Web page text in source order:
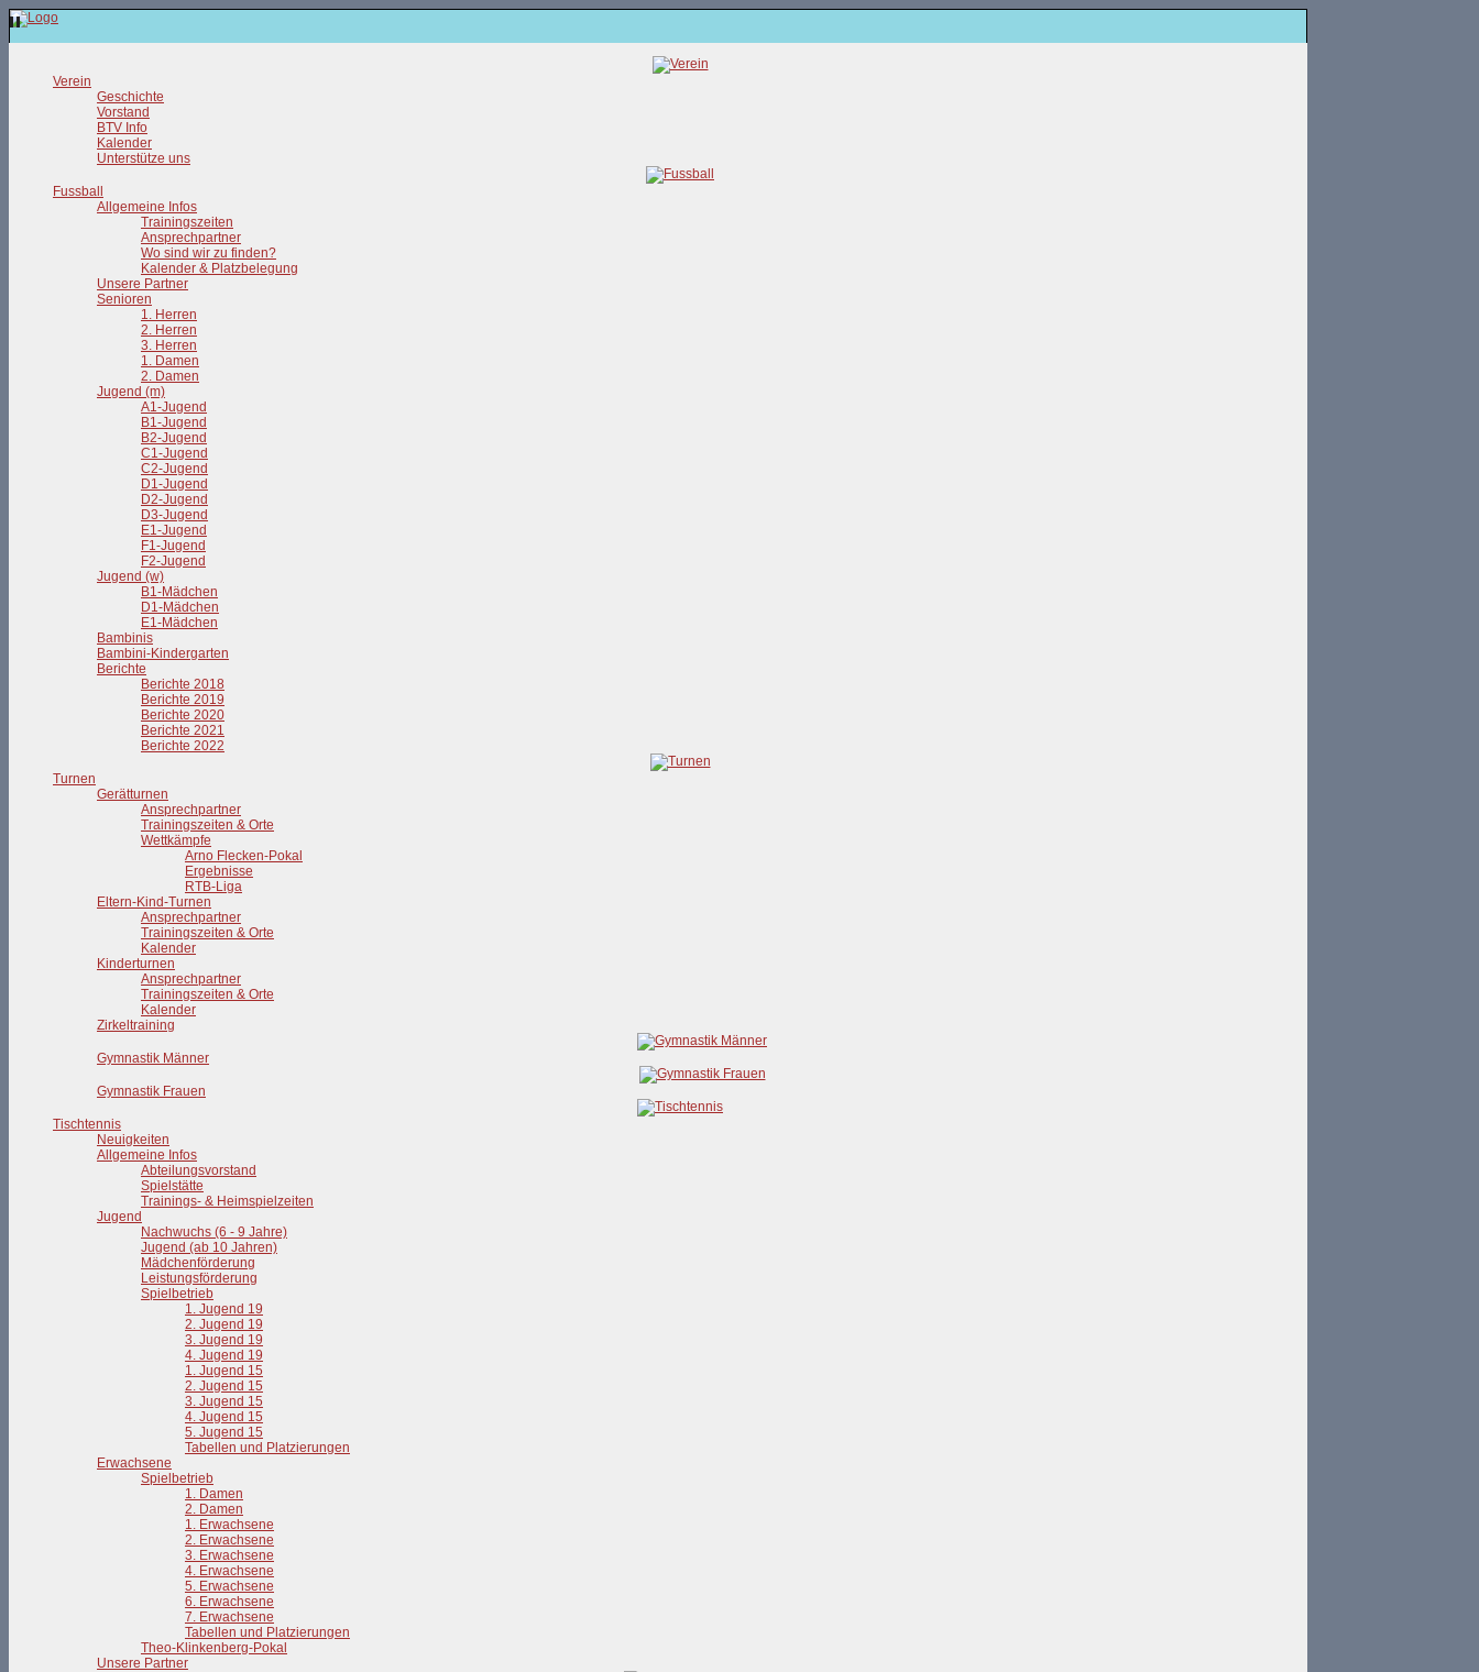
Verein
Geschichte
Vorstand
BTV Info
Kalender
Unterstütze uns
Fussball
Allgemeine Infos
Trainingszeiten
Ansprechpartner
Wo sind wir zu finden?
Kalender & Platzbelegung
Unsere Partner
Senioren
1. Herren
2. Herren
3. Herren
1. Damen
2. Damen
Jugend (m)
A1-Jugend
B1-Jugend
B2-Jugend
C1-Jugend
C2-Jugend
D1-Jugend
D2-Jugend
D3-Jugend
E1-Jugend
F1-Jugend
F2-Jugend
Jugend (w)
B1-Mädchen
D1-Mädchen
E1-Mädchen
Bambinis
Bambini-Kindergarten
Berichte
Berichte 2018
Berichte 2019
Berichte 2020
Berichte 2021
Berichte 2022
Turnen
Gerätturnen
Ansprechpartner
Trainingszeiten & Orte
Wettkämpfe
Arno Flecken-Pokal
Ergebnisse
RTB-Liga
Eltern-Kind-Turnen
Ansprechpartner
Trainingszeiten & Orte
Kalender
Kinderturnen
Ansprechpartner
Trainingszeiten & Orte
Kalender
Zirkeltraining
Gymnastik Männer
Gymnastik Frauen
Tischtennis
Neuigkeiten
Allgemeine Infos
Abteilungsvorstand
Spielstätte
Trainings- & Heimspielzeiten
Jugend
Nachwuchs (6 - 9 Jahre)
Jugend (ab 10 Jahren)
Mädchenförderung
Leistungsförderung
Spielbetrieb
1. Jugend 19
2. Jugend 19
3. Jugend 19
4. Jugend 19
1. Jugend 15
2. Jugend 15
3. Jugend 15
4. Jugend 15
5. Jugend 15
Tabellen und Platzierungen
Erwachsene
Spielbetrieb
1. Damen
2. Damen
1. Erwachsene
2. Erwachsene
3. Erwachsene
4. Erwachsene
5. Erwachsene
6. Erwachsene
7. Erwachsene
Tabellen und Platzierungen
Theo-Klinkenberg-Pokal
Unsere Partner